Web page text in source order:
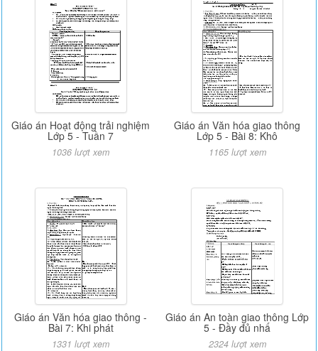
Giáo án Hoạt động trải nghiệm
Lớp 5 - Tuần 7
1036 lượt xem
Giáo án Văn hóa giao thông
Lớp 5 - Bài 8: Khô
1165 lượt xem
Giáo án Văn hóa giao thông -
Bài 7: Khi phát
1331 lượt xem
Giáo án An toàn giao thông Lớp
5 - Đầy đủ nhấ
2324 lượt xem